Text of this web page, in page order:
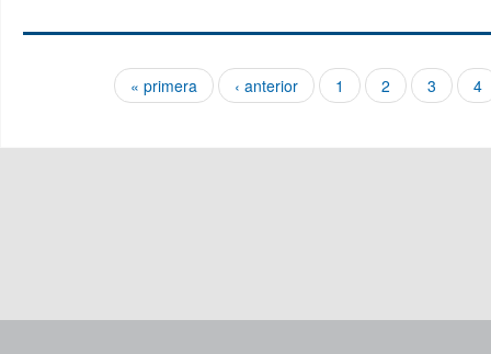
Páginas« primera ‹ anterior 1 2 3 4